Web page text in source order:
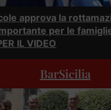
approva la
per le
IL VIDEO
BarSicilia